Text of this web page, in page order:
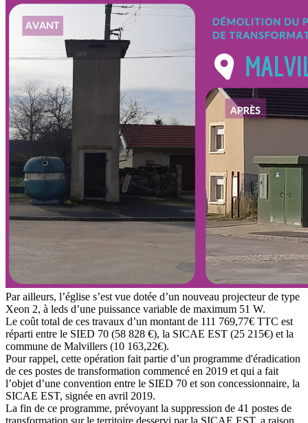
Par ailleurs, l’église s’est vue dotée d’un nouveau projecteur de type
Xeon 2, à leds d’une puissance variable de maximum 51 W.
Le coût total de ces travaux d’un montant de 111 769,77€ TTC est
réparti entre le SIED 70 (58 828 €), la SICAE EST (25 215€) et la
commune de Malvillers (10 163,22€).
Pour rappel, cette opération fait partie d’un programme d'éradication
de ces postes de transformation commencé en 2019 et qui a fait
l’objet d’une convention entre le SIED 70 et son concessionnaire, la
SICAE EST, signée en avril 2019.
La fin de ce programme, prévoyant la suppression de 41 postes de